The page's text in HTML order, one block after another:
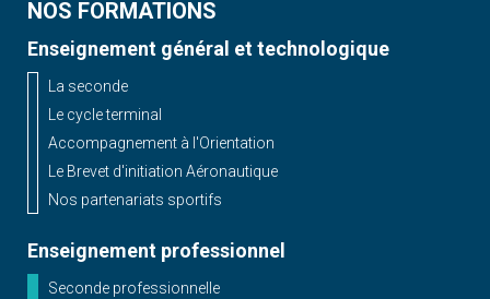
NOS FORMATIONS
Enseignement général et technologique
La seconde
Le cycle terminal
Accompagnement à l'Orientation
Le Brevet d'initiation Aéronautique
Nos partenariats sportifs
Enseignement professionnel
Seconde professionnelle